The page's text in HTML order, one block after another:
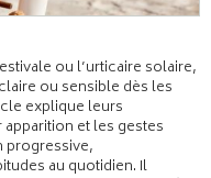
ou l’urticaire solaire,
ou sensible dès les
explique leurs
et les gestes
progressive,
au quotidien. Il